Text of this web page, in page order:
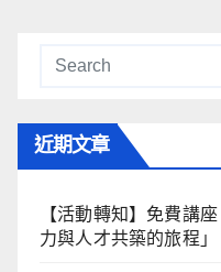
近期文章
【活動轉知】免費講
力與⼈才共築的旅程」